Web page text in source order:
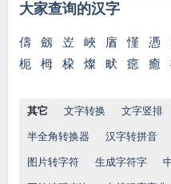
大家查询的汉字
儔 劔 岦 峽 庮 慬 慿
枙
栂 桗 燦 畎 癋 癒
其它 文字转换 文字竖排
半全角转换器 汉字转拼音
图片转字符 生成字符字